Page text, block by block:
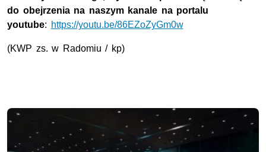
do obejrzenia na naszym kanale na portalu
youtube: https://youtu.be/86EZoZyGm0w
(KWP zs. w Radomiu / kp)